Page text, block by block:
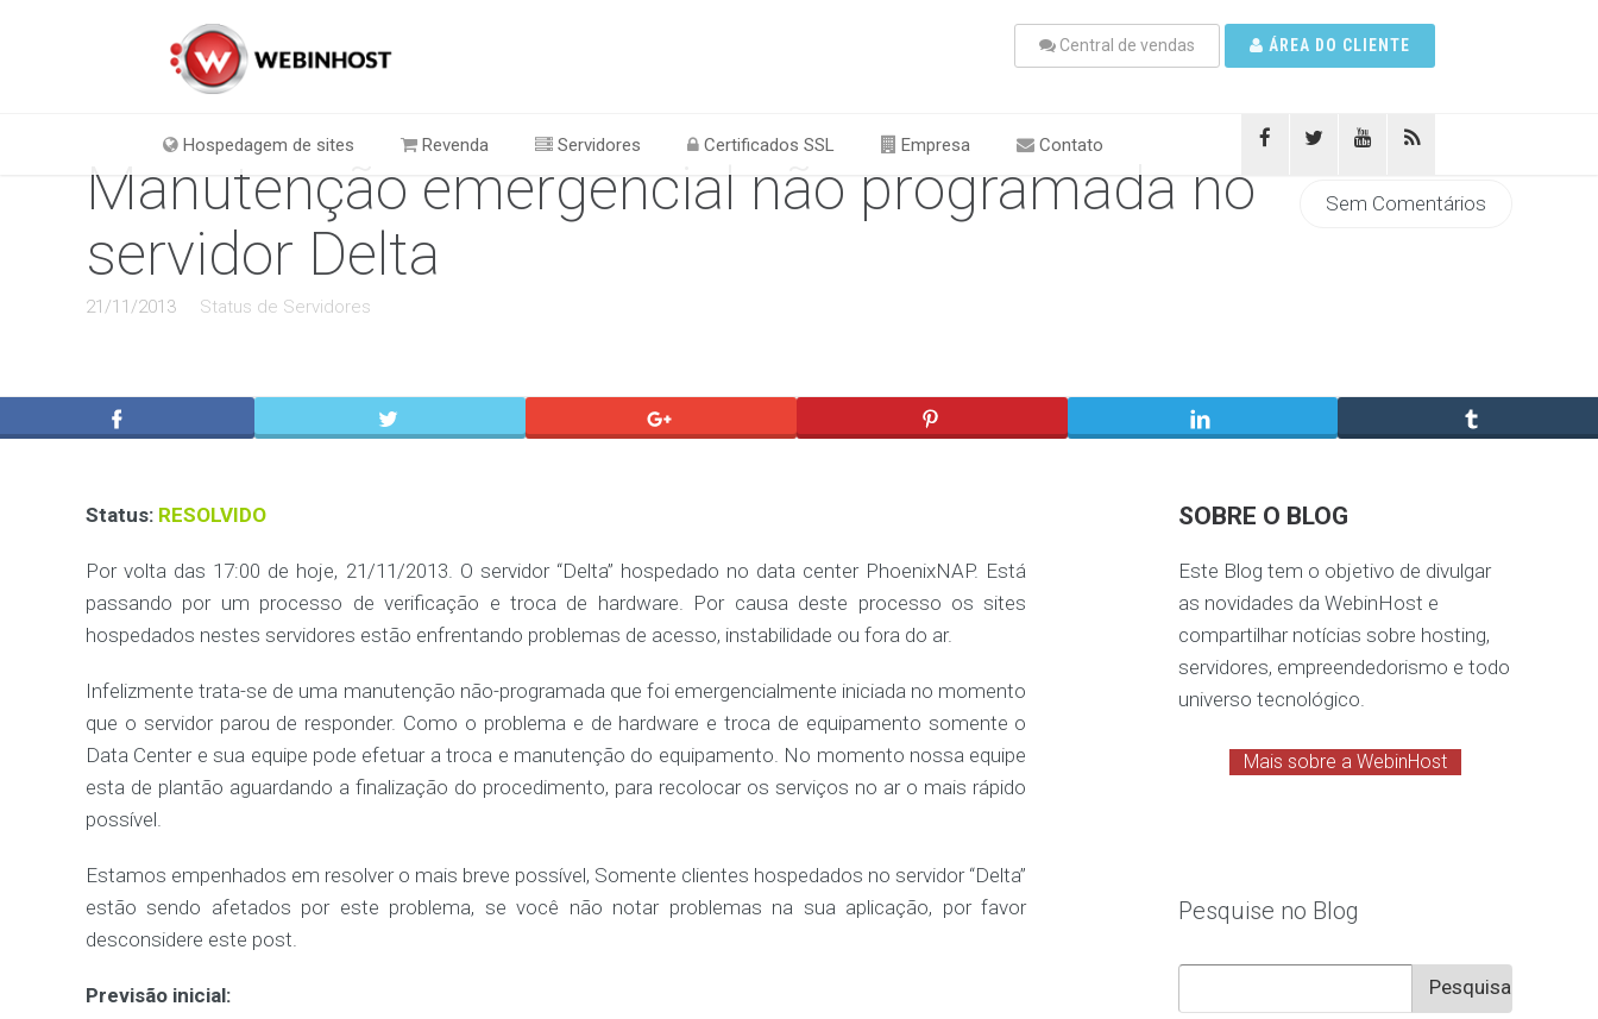
Central de vendas ÁREA DO CLIENTE
Hospedagem de sites Revenda Servidores Certificados SSL Empresa Contato
Manutenção emergencial não programada no
servidor Delta
21/11/2013 Status de Servidores
Sem Comentários
Status: RESOLVIDO
Por volta das 17:00 de hoje, 21/11/2013. O servidor “Delta” hospedado no data center PhoenixNAP. Está
passando por um processo de verificação e troca de hardware. Por causa deste processo os sites
hospedados nestes servidores estão enfrentando problemas de acesso, instabilidade ou fora do ar.
Infelizmente trata-se de uma manutenção não-programada que foi emergencialmente iniciada no momento
que o servidor parou de responder. Como o problema e de hardware e troca de equipamento somente o
Data Center e sua equipe pode efetuar a troca e manutenção do equipamento. No momento nossa equipe
esta de plantão aguardando a finalização do procedimento, para recolocar os serviços no ar o mais rápido
possível.
Estamos empenhados em resolver o mais breve possível, Somente clientes hospedados no servidor “Delta”
estão sendo afetados por este problema, se você não notar problemas na sua aplicação, por favor
desconsidere este post.
Previsão inicial:
SOBRE O BLOG
Este Blog tem o objetivo de divulgar
as novidades da WebinHost e
compartilhar notícias sobre hosting,
servidores, empreendedorismo e todo
universo tecnológico.
Mais sobre a WebinHost
Pesquise no Blog
por: